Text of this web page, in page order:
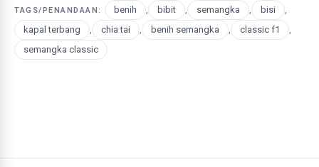
TAGS/PENANDAAN: benih , bibit , semangka , bisi
,
kapal terbang
, chia tai , benih semangka , classic f1
,
semangka classic